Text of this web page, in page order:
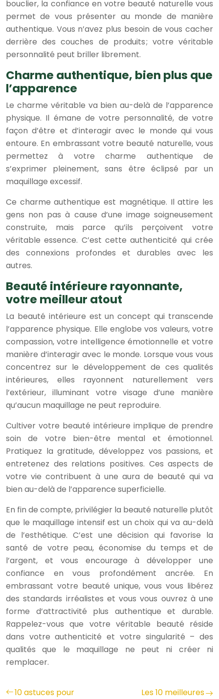
bouclier, la confiance en votre beauté naturelle vous
permet de vous présenter au monde de manière
authentique. Vous n’avez plus besoin de vous cacher
derrière des couches de produits ; votre véritable
personnalité peut briller librement.
Charme authentique, bien plus que
l’apparence
Le charme véritable va bien au-delà de l’apparence
physique. Il émane de votre personnalité, de votre
façon d’être et d’interagir avec le monde qui vous
entoure. En embrassant votre beauté naturelle, vous
permettez à votre charme authentique de
s’exprimer pleinement, sans être éclipsé par un
maquillage excessif.
Ce charme authentique est magnétique. Il attire les
gens non pas à cause d’une image soigneusement
construite, mais parce qu’ils perçoivent votre
véritable essence. C’est cette authenticité qui crée
des connexions profondes et durables avec les
autres.
Beauté intérieure rayonnante,
votre meilleur atout
La beauté intérieure est un concept qui transcende
l’apparence physique. Elle englobe vos valeurs, votre
compassion, votre intelligence émotionnelle et votre
manière d’interagir avec le monde. Lorsque vous vous
concentrez sur le développement de ces qualités
intérieures, elles rayonnent naturellement vers
l’extérieur, illuminant votre visage d’une manière
qu’aucun maquillage ne peut reproduire.
Cultiver votre beauté intérieure implique de prendre
soin de votre bien-être mental et émotionnel.
Pratiquez la gratitude, développez vos passions, et
entretenez des relations positives. Ces aspects de
votre vie contribuent à une aura de beauté qui va
bien au-delà de l’apparence superficielle.
En fin de compte, privilégier la beauté naturelle plutôt
que le maquillage intensif est un choix qui va au-delà
de l’esthétique. C’est une décision qui favorise la
santé de votre peau, économise du temps et de
l’argent, et vous encourage à développer une
confiance en vous profondément ancrée. En
embrassant votre beauté unique, vous vous libérez
des standards irréalistes et vous vous ouvrez à une
forme d’attractivité plus authentique et durable.
Rappelez-vous que votre véritable beauté réside
dans votre authenticité et votre singularité – des
qualités que le maquillage ne peut ni créer ni
remplacer.
10 astuces pour
Les 10 meilleures